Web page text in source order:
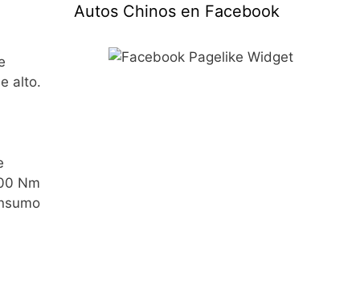
alto.
Nm
Autos Chinos en Facebook